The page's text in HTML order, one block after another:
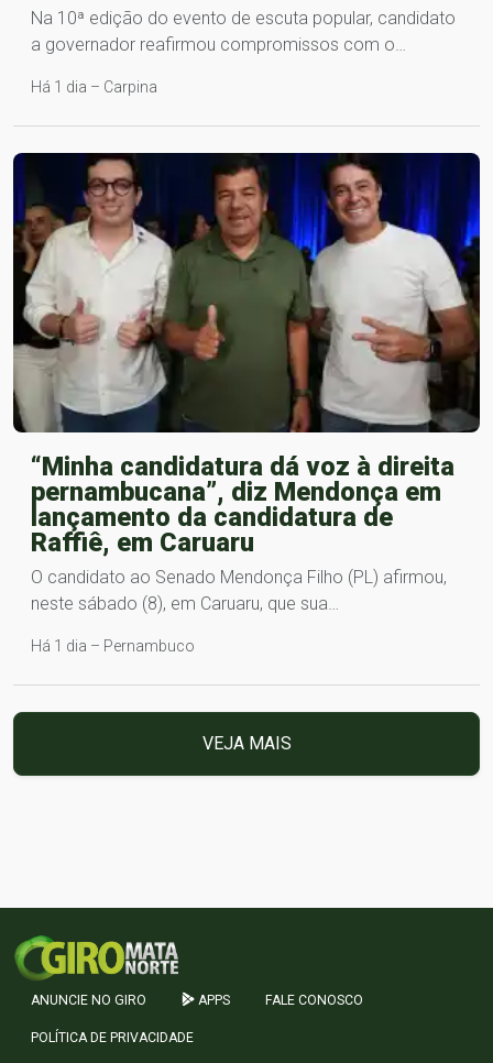
Na 10ª edição do evento de escuta popular, candidato
a governador reafirmou compromissos com o…
Há 1 dia – Carpina
“Minha candidatura dá voz à direita
pernambucana”, diz Mendonça em
lançamento da candidatura de
Raffiê, em Caruaru
O candidato ao Senado Mendonça Filho (PL) afirmou,
neste sábado (8), em Caruaru, que sua…
Há 1 dia – Pernambuco
VEJA MAIS
ANUNCIE NO GIRO APPS FALE CONOSCO
POLÍTICA DE PRIVACIDADE